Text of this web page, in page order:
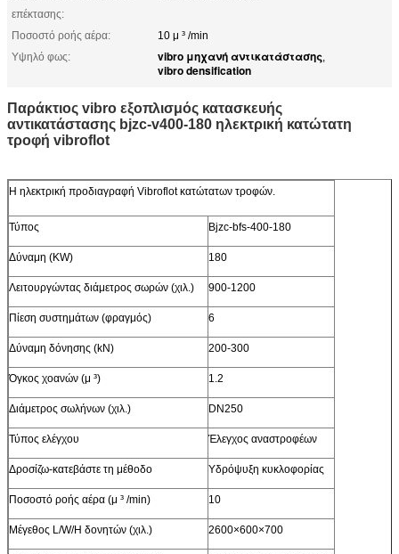
επέκτασης:
Ποσοστό ροής αέρα:
10 μ ³ /min
Υψηλό φως:
vibro μηχανή αντικατάστασης,
vibro densification
Παράκτιος vibro εξοπλισμός κατασκευής
αντικατάστασης bjzc-v400-180 ηλεκτρική κατώτατη
τροφή vibroflot
Η ηλεκτρική προδιαγραφή Vibroflot κατώτατων τροφών.
Τύπος Bjzc-bfs-400-180
Δύναμη (KW) 180
Λειτουργώντας διάμετρος σωρών (χιλ.) 900-1200
Πίεση συστημάτων (φραγμός) 6
Δύναμη δόνησης (kN) 200-300
Όγκος χοανών (μ ³) 1.2
Διάμετρος σωλήνων (χιλ.) DN250
Τύπος ελέγχου Έλεγχος αναστροφέων
Δροσίζω-κατεβάστε τη μέθοδο Υδρόψυξη κυκλοφορίας
Ποσοστό ροής αέρα (μ ³ /min) 10
Μέγεθος L/W/H δονητών (χιλ.) 2600×600×700